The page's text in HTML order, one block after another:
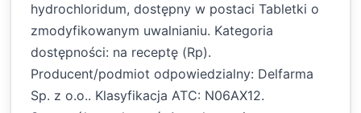
hydrochloridum, dostępny w postaci Tabletki o
zmodyfikowanym uwalnianiu. Kategoria
dostępności: na receptę (Rp).
Producent/podmiot odpowiedzialny: Delfarma
Sp. z o.o.. Klasyfikacja ATC: N06AX12.